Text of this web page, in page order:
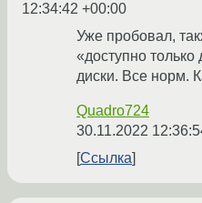
12:34:42 +00:00
Уже пробовал,
«доступно
диски. Все норм.
Quadro724
30.11.2022
Ссылка